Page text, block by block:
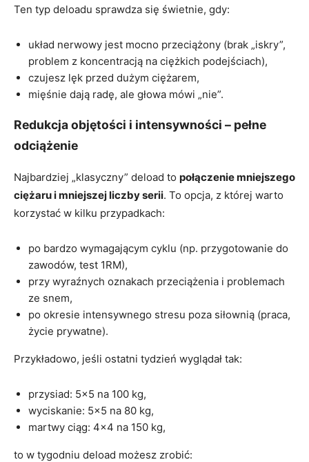
Ten typ deloadu sprawdza się świetnie, gdy:
układ nerwowy jest mocno przeciążony (brak „iskry”,
problem z koncentracją na ciężkich podejściach),
czujesz lęk przed dużym ciężarem,
mięśnie dają radę, ale głowa mówi „nie”.
Redukcja objętości i intensywności – pełne
odciążenie
Najbardziej „klasyczny” deload to połączenie mniejszego
ciężaru i mniejszej liczby serii. To opcja, z której warto
korzystać w kilku przypadkach:
po bardzo wymagającym cyklu (np. przygotowanie do
zawodów, test 1RM),
przy wyraźnych oznakach przeciążenia i problemach
ze snem,
po okresie intensywnego stresu poza siłownią (praca,
życie prywatne).
Przykładowo, jeśli ostatni tydzień wyglądał tak:
przysiad: 5×5 na 100 kg,
wyciskanie: 5×5 na 80 kg,
martwy ciąg: 4×4 na 150 kg,
to w tygodniu deload możesz zrobić: